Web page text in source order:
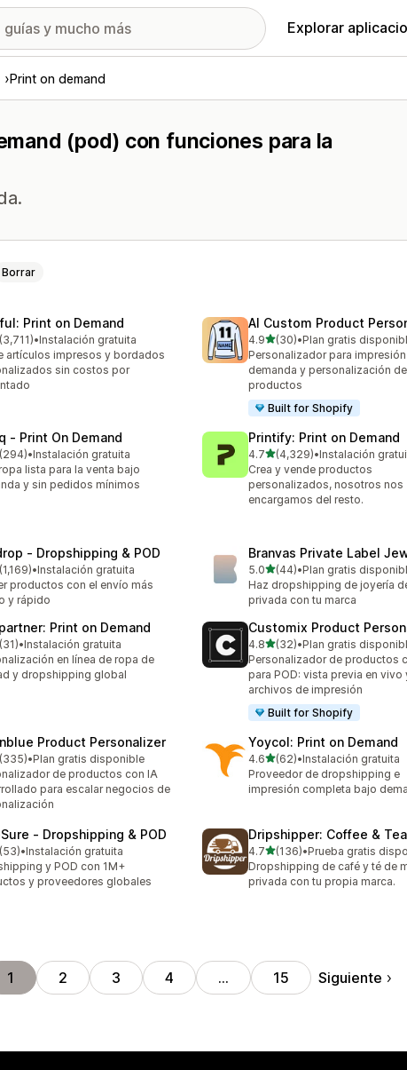
Explorar
Print on demand
(pod) con funciones para la
Borrar
Print on Demand
5 estrellas
(3,711) en total
•Instalación gratuita
artículos impresos y bordados
sin costos por
AI Custom Product
4.9de 5 estrellas
(30)
30 reseñas en total
•Plan gratis
Personalizador para
demanda y personalización de
productos
Built for Shopify
‑ Print On Demand
5 estrellas
(294) en total
•Instalación gratuita
lista para la venta bajo
y sin pedidos mínimos
Printify: Print on Demand
4.7de 5 estrellas
(4,329)
4329 reseñas en total
•Instalación
Crea y vende productos
personalizados, nosotros nos
encargamos del resto.
‑ Dropshipping & POD
5 estrellas
(1,169) en total
•Instalación gratuita
productos con el envío más
y rápido
Branvas Private Label
5.0de 5 estrellas
(44)
44 reseñas en total
•Plan gratis
Haz dropshipping de joyería
privada con tu marca
Print on Demand
5 estrellas
(31) en total
•Instalación gratuita
en línea de ropa de
y dropshipping global
Customix Product
4.8de 5 estrellas
(32)
32 reseñas en total
•Plan gratis
Personalizador de productos
para POD: vista previa en vivo
archivos de impresión
Built for Shopify
Product Personalizer
5 estrellas
(335) en total
•Plan gratis disponible
de productos con IA
para escalar negocios de
Yoycol: Print on Demand
4.6de 5 estrellas
(62)
62 reseñas en total
•Instalación gratuita
Proveedor de dropshipping e
impresión completa bajo
‑ Dropshipping & POD
5 estrellas
(53) en total
•Instalación gratuita
y POD con 1M+
y proveedores globales
Dripshipper: Coffee & Tea
4.7de 5 estrellas
(136)
136 reseñas en total
•Prueba gratis
Dropshipping de café y té de
privada con tu propia marca.
1 2 3 4 … 15 Siguiente